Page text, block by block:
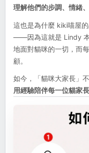
理解他們的步調、情緒
這也是為什麼 kiki喵屋
——因為這就是 Lindy 本
地面對貓咪的一切，而
顧。
如今，「貓咪大家長」
用經驗陪伴每一位貓家